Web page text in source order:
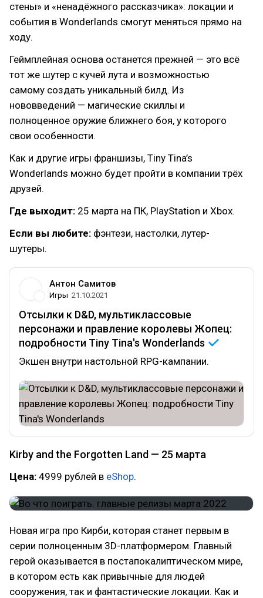
стены» и «ненадёжного рассказчика»: локации и
события в Wonderlands смогут меняться прямо на
ходу.
Геймплейная основа останется прежней — это всё
тот же шутер с кучей лута и возможностью
самому создать уникальный билд. Из
нововведений — магические скиллы и
полноценное оружие ближнего боя, у которого
свои особенности.
Как и другие игры франшизы, Tiny Tina’s
Wonderlands можно будет пройти в компании трёх
друзей.
Где выходит: 25 марта на ПК, PlayStation и Xbox.
Если вы любите: фэнтези, настолки, лутер-
шутеры.
Антон Самитов
Игры 21.10.2021
Отсылки к D&D, мультиклассовые
персонажи и правление королевы Жопец:
подробности Tiny Tina's Wonderlands
Экшен внутри настольной RPG-кампании.
Kirby and the Forgotten Land — 25 марта
Цена: 4999 рублей в eShop.
Новая игра про Кирби, которая станет первым в
серии полноценным 3D-платформером. Главный
герой оказывается в постапокалиптическом мире,
в котором есть как привычные для людей
сооружения, так и фантастические локации. Как и